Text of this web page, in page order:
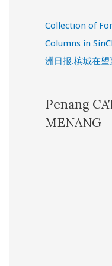
Collection of
Columns in
洲日报.槟城在
Penang
MENANG